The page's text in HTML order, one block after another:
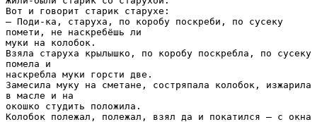
Вот и говорит старик старухе:
– Поди-ка, старуха, по коробу поскреби, по сусеку
помети, не наскребёшь ли
муки на колобок.
Взяла старуха крылышко, по коробу поскребла, по сусеку
помела и
наскребла муки горсти две.
Замесила муку на сметане, состряпала колобок, изжарила
в масле и на
окошко студить положила.
Колобок полежал, полежал, взял да и покатился – с окна